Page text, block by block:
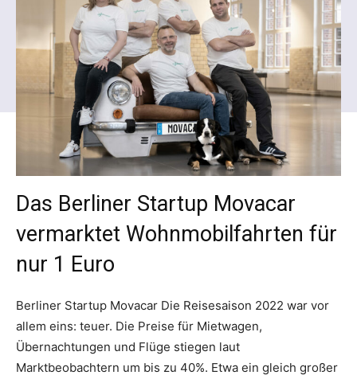
Das Berliner Startup Movacar
vermarktet Wohnmobilfahrten für
nur 1 Euro
Berliner Startup Movacar Die Reisesaison 2022 war vor
allem eins: teuer. Die Preise für Mietwagen,
Übernachtungen und Flüge stiegen laut
Marktbeobachtern um bis zu 40%. Etwa ein gleich großer